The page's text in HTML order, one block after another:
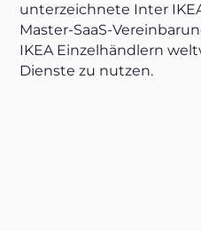
unterzeichnete Inter
Master-SaaS-
IKEA Einzelhändlern
Dienste zu nutzen.